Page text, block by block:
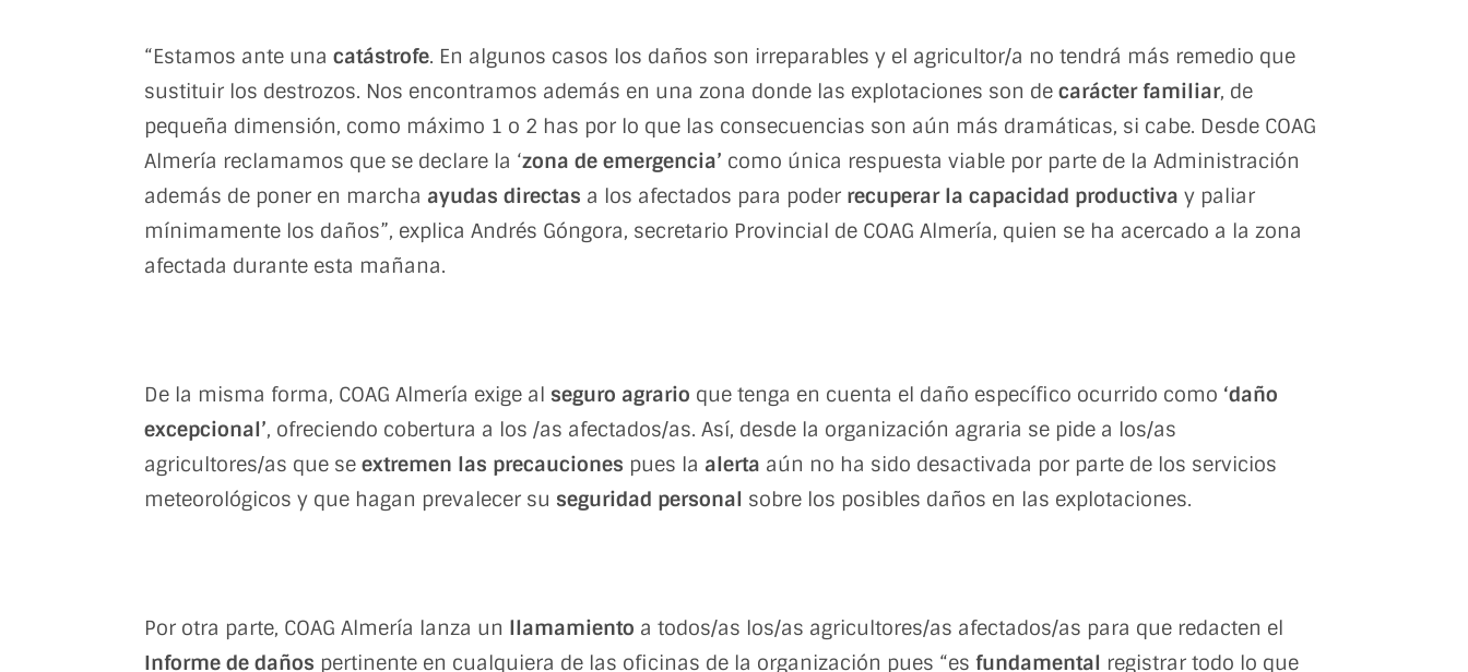
“Estamos ante una catástrofe. En algunos casos los daños son irreparables y el agricultor/a no tendrá más remedio que
sustituir los destrozos. Nos encontramos además en una zona donde las explotaciones son de carácter familiar, de
pequeña dimensión, como máximo 1 o 2 has por lo que las consecuencias son aún más dramáticas, si cabe. Desde COAG
Almería reclamamos que se declare la ‘zona de emergencia’ como única respuesta viable por parte de la Administración
además de poner en marcha ayudas directas a los afectados para poder recuperar la capacidad productiva y paliar
mínimamente los daños”, explica Andrés Góngora, secretario Provincial de COAG Almería, quien se ha acercado a la zona
afectada durante esta mañana.
De la misma forma, COAG Almería exige al seguro agrario que tenga en cuenta el daño específico ocurrido como ‘daño
excepcional’, ofreciendo cobertura a los /as afectados/as. Así, desde la organización agraria se pide a los/as
agricultores/as que se extremen las precauciones pues la alerta aún no ha sido desactivada por parte de los servicios
meteorológicos y que hagan prevalecer su seguridad personal sobre los posibles daños en las explotaciones.
Por otra parte, COAG Almería lanza un llamamiento a todos/as los/as agricultores/as afectados/as para que redacten el
Informe de daños pertinente en cualquiera de las oficinas de la organización pues “es fundamental registrar todo lo que